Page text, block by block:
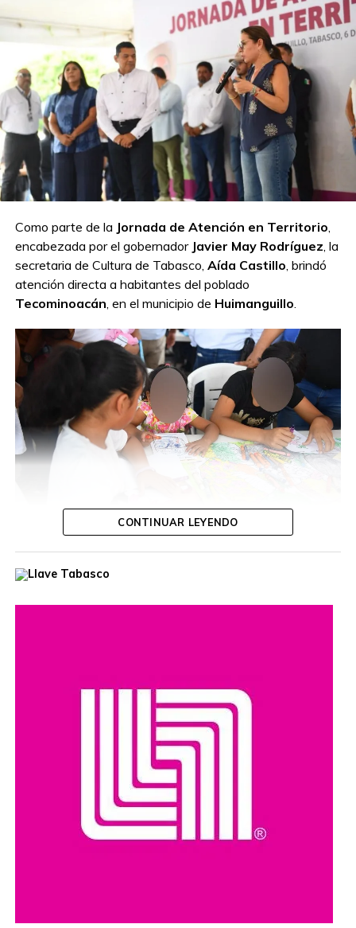
Hasta ahora, las autoridades internacionales mantienen
vigilancia epidemiológica, pero descartan un riesgo
elevado para la población mundial.
Compartir en:
TEMAS RELACIONADOS: HANTAVIRUS OMS
A CONTINUACIÓN
Ovidio Peralta inaugura la Biblioteca Pública
Rural “Amado Nervo” en Comalcalco
NO TE PIERDAS
Se convierte el Foro Tabasco en gran pista
de baile con artistas locales, en la ‘Fiesta del
Pueblo’
Como parte de la Jornada de Atención en Territorio
encabezada por el gobernador Javier May Rodríguez , la
secretaria de Cultura de Tabasco, Aída Castillo , brindó
atención directa a habitantes del poblado
Tecominoacán , en el municipio de Huimanguillo
Durante la jornada, la funcionaria escuchó las inquietudes
de las y los ciudadanos, ofreció orientación personalizada
autoridades y la población, además de reafirmar el
compromiso de impulsar acciones y programas que
promuevan el acceso a la cultura y el desarrollo de las
comunidades en todo el estado.
CONTINUAR LEYENDO